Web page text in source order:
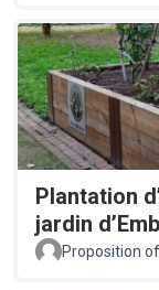
Plantation
jardin
Proposition